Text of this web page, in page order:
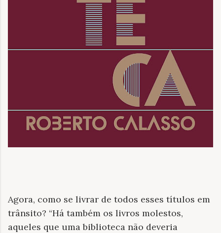
Agora, como se livrar de todos esses títulos em
trânsito? “Há também os livros molestos,
aqueles que uma biblioteca não deveria